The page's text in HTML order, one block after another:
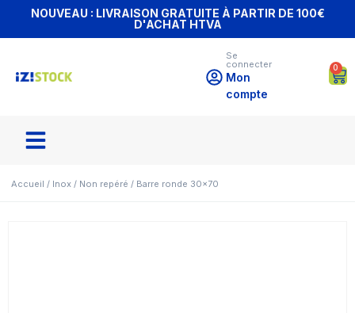
NOUVEAU : LIVRAISON GRATUITE À PARTIR DE 100€
D'ACHAT HTVA
Se
connecter
Mon
compte
0
Accueil / Inox / Non repéré / Barre ronde 30×70